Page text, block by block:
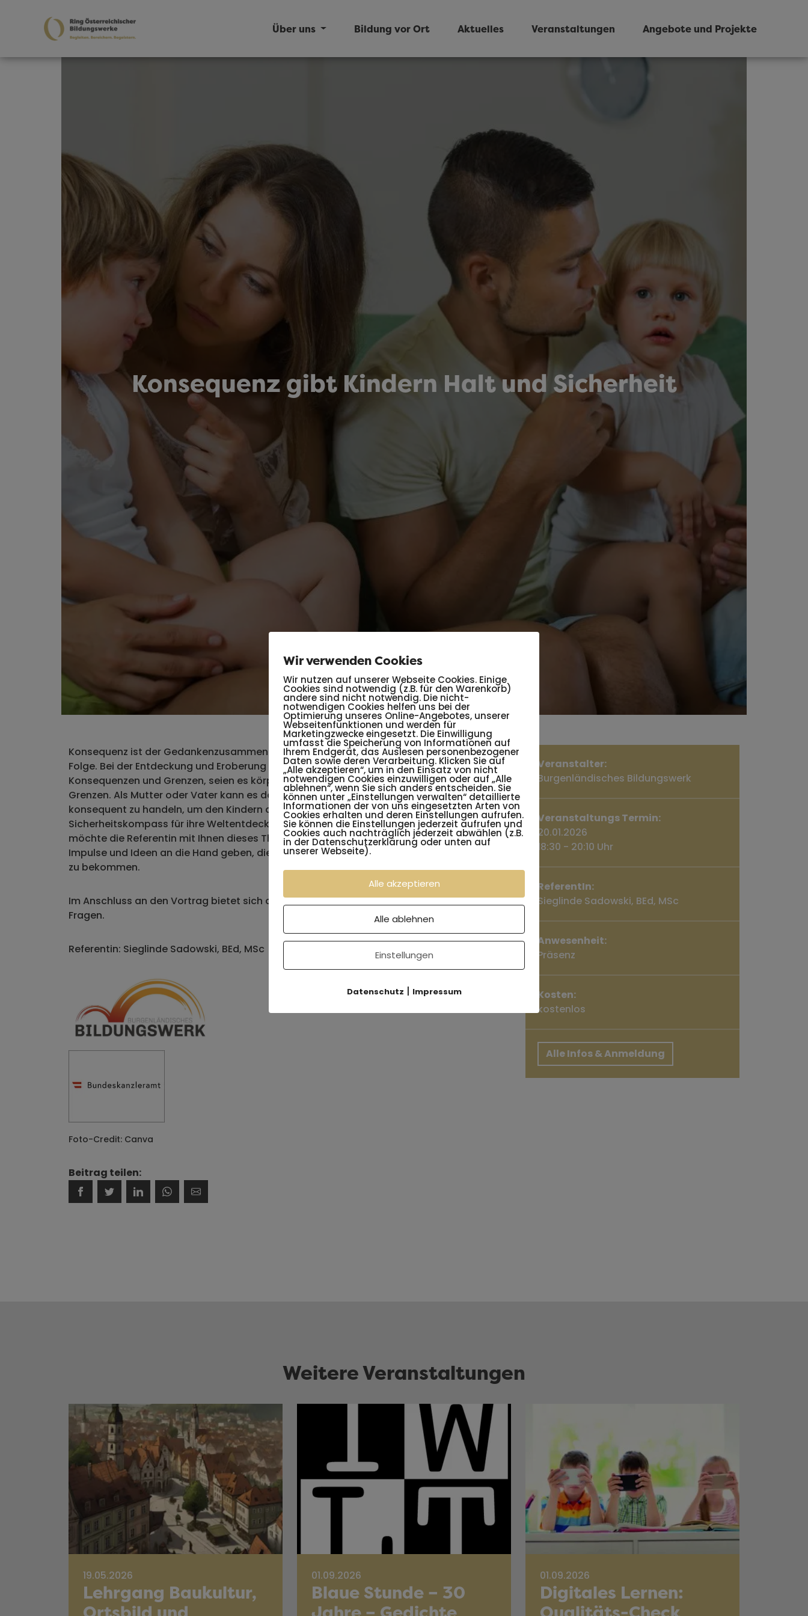
Zum Hauptinhalt springen
Über uns Bildung vor Ort Aktuelles Veranstaltungen Angebote und Projekte
Konsequenz gibt Kindern Halt und Sicherheit
Konsequenz ist der Gedankenzusammenhang zwischen Grund (Situation, Handlung) und
Folge. Bei der Entdeckung und Eroberung der Welt erfahren Kinder zwangsläufig
Konsequenzen und Grenzen, seien es körperliche, persönliche oder von außen gesetzte
Grenzen. Als Mutter oder Vater kann es dabei manchmal herausfordernd sein liebevoll und
konsequent zu handeln, um den Kindern den notwendigen inneren Halt,- und
Sicherheitskompass für ihre Weltentdeckungen zu ermöglichen. Bei diesem Elternabend
möchte die Referentin mit Ihnen dieses Thema genauer beleuchten und Ihnen einige
Impulse und Ideen an die Hand geben, die dazu beitragen können damit mehr Leichtigkeit
zu bekommen.
Im Anschluss an den Vortrag bietet sich die Möglichkeit zur Beantwortung noch offener
Fragen.
Referentin: Sieglinde Sadowski, BEd, MSc
Foto-Credit: Canva
Beitrag teilen:
Veranstalter:
Burgenländisches Bildungswerk
Veranstaltungs Termin:
20.01.2026
18:30 - 20:10 Uhr
ReferentIn:
Sieglinde Sadowski, BEd, MSc
Anwesenheit:
Präsenz
Kosten:
kostenlos
Alle Infos & Anmeldung
Weitere Veranstaltungen
19.05.2026
Lehrgang Baukultur,
01.09.2026
Blaue Stunde – 30
01.09.2026
Digitales Lernen:
Wir verwenden Cookies
Wir nutzen auf unserer Webseite Cookies. Einige
Cookies sind notwendig (z.B. für den Warenkorb)
andere sind nicht notwendig. Die nicht-
notwendigen Cookies helfen uns bei der
Optimierung unseres Online-Angebotes, unserer
Webseitenfunktionen und werden für
Marketingzwecke eingesetzt. Die Einwilligung
umfasst die Speicherung von Informationen auf
Ihrem Endgerät, das Auslesen personenbezogener
Daten sowie deren Verarbeitung. Klicken Sie auf
„Alle akzeptieren“, um in den Einsatz von nicht
notwendigen Cookies einzuwilligen oder auf „Alle
ablehnen“, wenn Sie sich anders entscheiden. Sie
können unter „Einstellungen verwalten“ detaillierte
Informationen der von uns eingesetzten Arten von
Cookies erhalten und deren Einstellungen aufrufen.
Sie können die Einstellungen jederzeit aufrufen und
Cookies auch nachträglich jederzeit abwählen (z.B.
in der Datenschutzerklärung oder unten auf
unserer Webseite).
Alle akzeptieren
Alle ablehnen
Einstellungen
Datenschutz | Impressum